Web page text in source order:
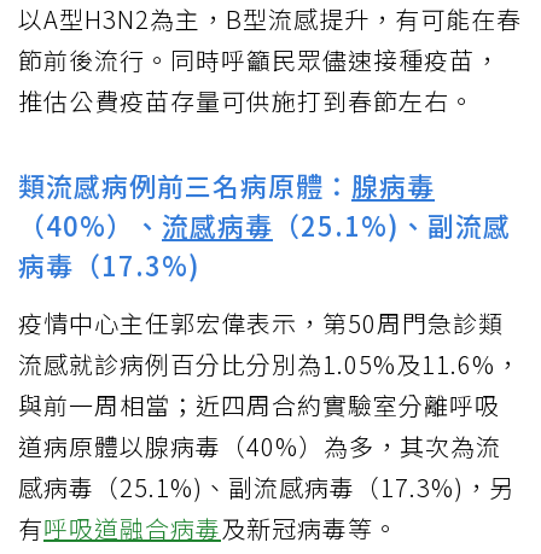
以A型H3N2為主，B型流感提升，有可能在春
節前後流行。同時呼籲民眾儘速接種疫苗，
推估公費疫苗存量可供施打到春節左右。
類流感病例前三名病原體： 腺病毒
（40%）、 流感病毒 （25.1%)、副流感
病毒（17.3%)
疫情中心主任郭宏偉表示，第50周門急診類
流感就診病例百分比分別為1.05%及11.6%，
與前一周相當；近四周合約實驗室分離呼吸
道病原體以腺病毒（40%）為多，其次為流
感病毒（25.1%)、副流感病毒（17.3%)，另
有呼吸道融合病毒及新冠病毒等。